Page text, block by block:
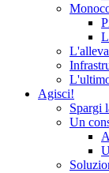
Agisci!
Spargi
Un